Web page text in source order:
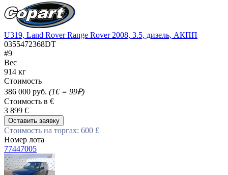
U319, Land Rover Range Rover 2008, 3.5, дизель, АКПП
0355472368DT
#9
Вес
914 кг
Стоимость
386 000 руб. (1€ = 99₽)
Стоимость в €
3 899 €
Оставить заявку
Стоимость на торгах: 600 £
Номер лота
77447005